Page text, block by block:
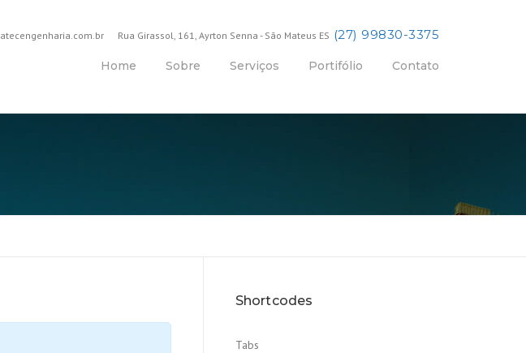
Rua Girassol, 161, Ayrton Senna - São Mateus ES (27) 99830-3375
Home Sobre Serviços Portifólio Contato
Shortcodes
Tabs